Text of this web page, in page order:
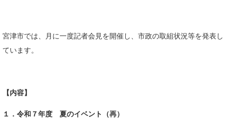
宮津市では、月に一度記者会見を開催し、市政の取組状況等を発表し
ています。​
【内容】​
１．令和７年度 夏のイベント（再）